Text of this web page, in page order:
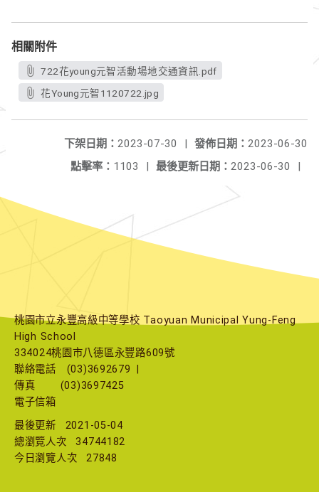
相關附件
722花young元智活動場地交通資訊.pdf
花Young元智1120722.jpg
發佈日期： 2023-06-30
下架日期： 2023-07-30
|
最後更新日期： 2023-06-30 |
點擊率： 1103 |
桃園市立永豐高級中等學校 Taoyuan Municipal Yung-Feng
High School
334024桃園市八德區永豐路609號
聯絡電話
(03)3692679
傳真
(03)3697425
電子信箱
最後更新
2021-05-04
總瀏覽人次
34744182
今日瀏覽人次
27848